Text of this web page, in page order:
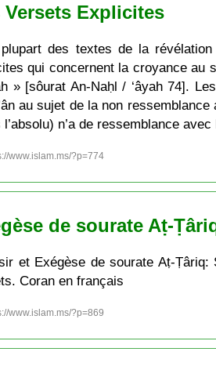
Versets Explicites
des textes de la
qui concernent la croyance au
» [sôurat An-Naḥl / ‘âyah 74].
au sujet de la non
l’absolu) n’a de ressemblance avec
www.islam.ms/?p=774
de sourate Aṭ-
et Exégèse de sourate Aṭ-
Coran en français
www.islam.ms/?p=869